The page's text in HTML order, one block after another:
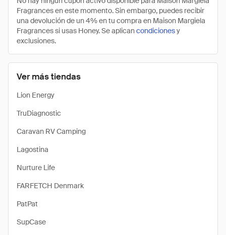
Ver más tiendas
Lion Energy
TruDiagnostic
Caravan RV Camping
Lagostina
Nurture Life
FARFETCH Denmark
PatPat
SupCase
Fragrances en este momento. Sin embargo, puedes recibir
una devolución de un 4% en tu compra en Maison Margiela
Fragrances si usas Honey. Se aplicancondicionesy
exclusiones.